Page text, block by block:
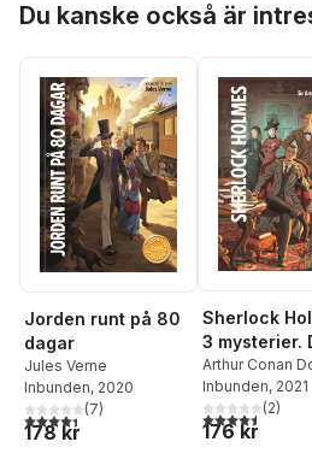
Du kanske också är
Jorden runt på 80
dagar
Jules Verne
Inbunden, 2020
4,4utav 5 stjärnor. Totalt antal röster:
(7)
178 kr
Sherlock
3 mysterier.
spräckliga
De
förening ; En
skandal i
Arthur Conan
Inbunden, 2021
4,5utav 5(2)
176 kr